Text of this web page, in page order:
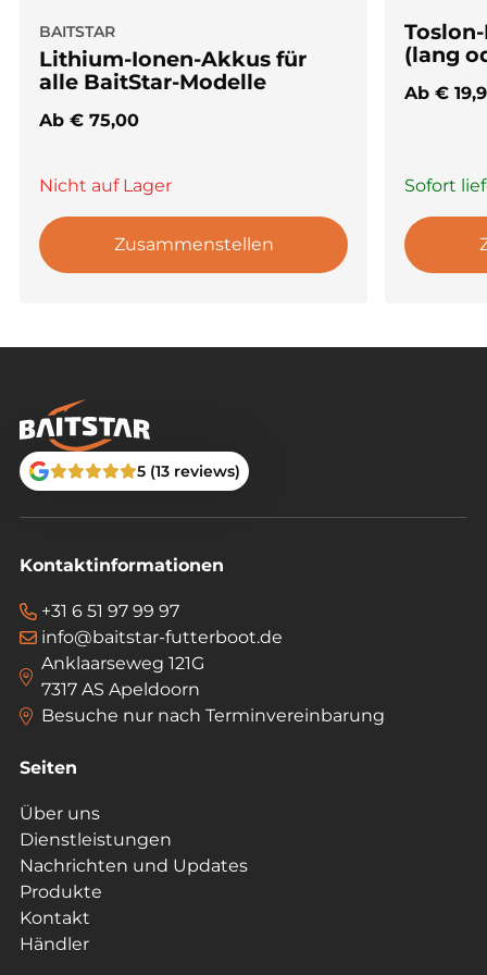
BAITSTAR
Lithium-Ionen-Akkus für
alle BaitStar-Modelle
Ab € 75,00
Nicht auf Lager
Zusammenstellen
(lang
Ab €
Sofort
5 (13 reviews)
Kontaktinformationen
+31 6 51 97 99 97
info@baitstar-futterboot.de
Anklaarseweg 121G
7317 AS Apeldoorn
Besuche nur nach Terminvereinbarung
Seiten
Über uns
Dienstleistungen
Nachrichten und Updates
Produkte
Kontakt
Händler